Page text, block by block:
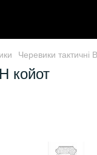
Черевики тактичні
койот